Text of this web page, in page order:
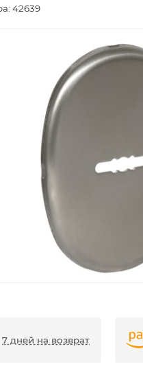
42639
7 дней на возврат